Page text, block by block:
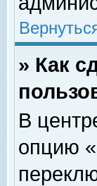
» Как
В
опцию